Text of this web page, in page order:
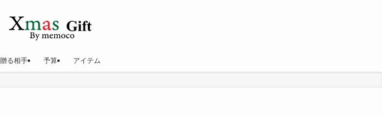
贈る相手 予算 アイテム